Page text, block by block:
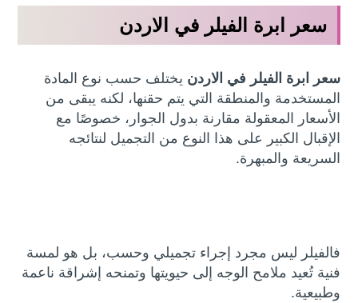
سعر ابرة الفيلر في الاردن
سعر ابرة الفيلر في الاردن يختلف حسب نوع المادة
المستخدمة والمنطقة التي يتم حقنها، لكنه يبقى من
الأسعار المعقولة مقارنة بدول الجوار، خصوصًا مع
الإقبال الكبير على هذا النوع من التجميل لنتائجه
السريعة والمبهرة.
فالفيلر ليس مجرد إجراء تجميلي وحسب، بل هو لمسة
فنية تُعيد ملامح الوجه إلى حيويتها وتمنحه إشراقة ناعمة
وطبيعية.